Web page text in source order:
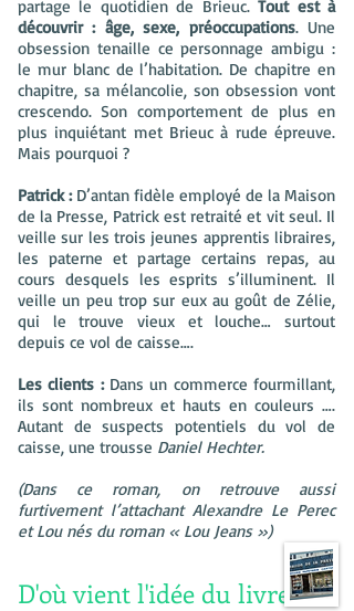
partage le quotidien de Brieuc.Tout est à
découvrir : âge, sexe, préoccupations. Une
obsession tenaille ce personnage ambigu :
le mur blanc de l’habitation. De chapitre en
chapitre, sa mélancolie, son obsession vont
crescendo. Son comportement de plus en
plus inquiétant met Brieuc à rude épreuve.
Mais pourquoi ?
Patrick :D’antan fidèle employé de la Maison
de la Presse, Patrick est retraité et vit seul. Il
veille sur les trois jeunes apprentis libraires,
les paterne et partage certains repas, au
cours desquels les esprits s’illuminent. Il
veille un peu trop sur eux au goût de Zélie,
qui le trouve vieux et louche… surtout
depuis ce vol de caisse….
Les clients :Dans un commerce fourmillant,
ils sont nombreux et hauts en couleurs ….
Autant de suspects potentiels du vol de
caisse, une trousse Daniel Hechter.
(Dans ce roman, on retrouve aussi
furtivement l’attachant Alexandre Le Perec
et Lou nés du roman « Lou Jeans »)
D'où vient l'idée du livre ?